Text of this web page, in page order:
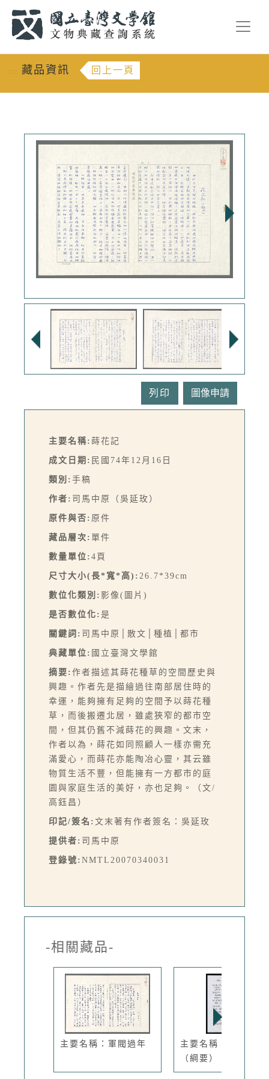
::: 藏品資訊 回上一頁
列印
主要名稱: 蒔花記
成文日期: 民國74年12月16日
類別: 手稿
作者: 司馬中原（吳延玫）
原件與否: 原件
藏品層次: 單件
數量單位: 4頁
尺寸大小(長*寬*高): 26.7*39cm
數位化類別: 影像(圖片)
是否數位化: 是
關鍵詞: 司馬中原│散文│種植│都市
典藏單位: 國立臺灣文學館
摘要: 作者描述其蒔花種草的空間歷史與
興趣。作者先是描繪過往南部居住時的
幸運，能夠擁有足夠的空間予以蒔花種
草，而後搬遷北居，雖處狹窄的都市空
間，但其仍舊不減蒔花的興趣。文末，
作者以為，蒔花如同照顧人一樣亦需充
滿愛心，而蒔花亦能陶冶心靈，其云雖
物質生活不豐，但能擁有一方都市的庭
園與家庭生活的美好，亦也足夠。（文/
高鈺昌）
印記/簽名: 文末著有作者簽名：吳延玫
提供者: 司馬中原
登錄號: NMTL20070340031
-相關藏品-
主要名稱：軍閥過年
主要名稱：詩的演出
（綱要）〈...